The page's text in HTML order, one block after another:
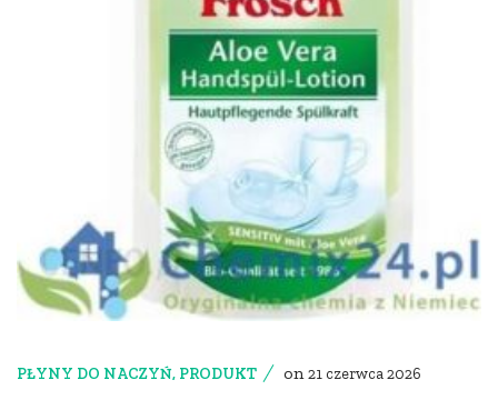
PŁYNY DO NACZYŃ, PRODUKT on21 czerwca 2026